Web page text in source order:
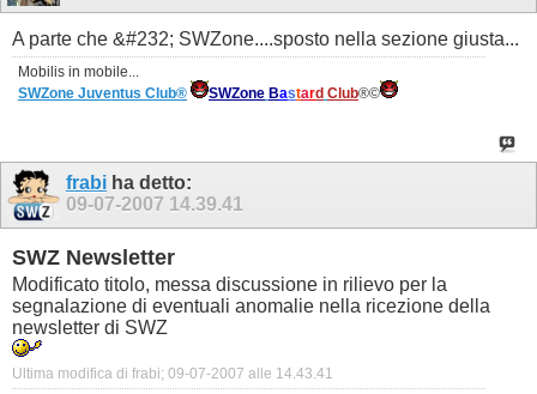
A parte che &#232; SWZone....sposto nella sezione giusta...
Mobilis in mobile...
SWZone Juventus Club®
SWZone Bastard Club®©
frabi ha detto:
09-07-2007 14.39.41
SWZ Newsletter
Modificato titolo, messa discussione in rilievo per la
segnalazione di eventuali anomalie nella ricezione della
newsletter di SWZ
Ultima modifica di frabi; 09-07-2007 alle 14.43.41